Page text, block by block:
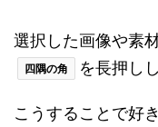
選択した画像や素
四隅の角 を長押し
こうすることで好